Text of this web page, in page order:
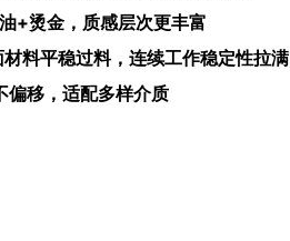
+烫金，质感层次更丰富
料平稳过料，连续工作稳定性拉满
偏移，适配多样介质